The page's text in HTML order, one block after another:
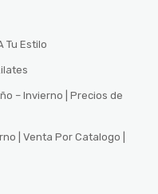
Tu Estilo
– Invierno | Precios de
| Venta Por Catalogo |